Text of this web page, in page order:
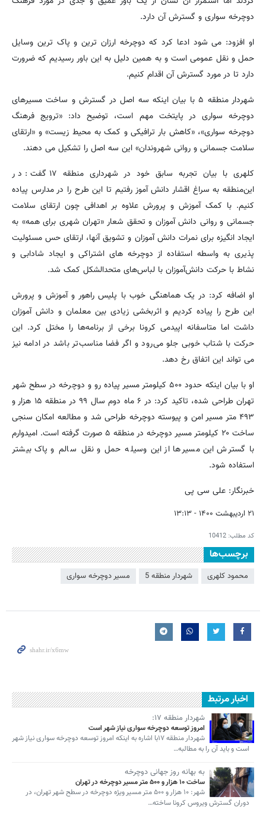
دوچرخه سواری و گسترش آن دارد.
او افزود: می شود ادعا کرد که دوچرخه ارزان ترین و پاک ترین وسایل
حمل و نقل عمومی است و به همین دلیل به این باور رسیدیم که ضرورت
دارد تا در مورد گسترش آن اقدام کنیم.
شهردار منطقه ۵ با بیان اینکه سه اصل در گسترش و ساخت مسیرهای
دوچرخه سواری در پایتخت مهم است، توضیح داد: «ترویج فرهنگ
دوچرخه سواری»، «کاهش بار ترافیکی و کمک به محیط زیست» و «ارتقای
سلامت جسمانی و روانی شهروندان» این سه اصل را تشکیل می دهند.
کلهری با بیان تجربه سابق خود در شهرداری منطقه ۱۷ گفت: در
این‌منطقه به سراغ اقشار دانش آموز رفتیم تا این طرح را در مدارس پیاده
کنیم. با کمک آموزش و پرورش علاوه بر اهدافی چون ارتقای سلامت
جسمانی و روانی دانش آموزان و تحقق شعار «تهران شهری برای همه» به
ایجاد انگیزه برای نمرات دانش آموزان و تشویق آنها، ارتقای حس مسئولیت
پذیری به واسطه استفاده از دوچرخه های اشتراکی و ایجاد شادابی و
نشاط با حرکت دانش‌آموزان با لباس‌های متحدالشکل کمک شد.
او اضافه کرد: در یک هماهنگی خوب با پلیس راهور و آموزش و پرورش
این طرح را پیاده کردیم و اثربخشی زیادی بین معلمان و دانش آموزان
داشت اما متاسفانه اپیدمی کرونا برخی از برنامه‌ها را مختل کرد. این
حرکت با شتاب خوبی جلو می‌رود و اگر فضا مناسب‌تر باشد در ادامه نیز
می تواند این اتفاق رخ دهد.
او با بیان اینکه حدود ۵۰۰ کیلومتر مسیر پیاده رو و دوچرخه در سطح شهر
تهران طراحی شده، تاکید کرد: در ۶ ماه دوم سال ۹۹ در منطقه ۱۵ هزار و
۴۹۳ متر مسیر امن و پیوسته دوچرخه طراحی شد و مطالعه امکان سنجی
ساخت ۲۰ کیلومتر مسیر دوچرخه در منطقه ۵ صورت گرفته است. امیدوارم
با گسترش این مسیرها از این وسیله حمل و نقل سالم و پاک بیشتر
استفاده شود.
خبرنگار: علی سی پی
۲۱ اردیبهشت ۱۴۰۰ - ۱۳:۱۳
کد مطلب: 10412
برچسب‌ها
محمود کلهری شهردار منطقه 5 مسیر دوچرخه سواری
اخبار مرتبط
شهردار منطقه ۱۷:
امروز توسعه دوچرخه سواری نیاز شهر است
شهردار منطقه ۱۷با اشاره به اینکه امروز توسعه دوچرخه سواری نیاز شهر
است و باید آن را به مطالبه…
به بهانه روز جهانی دوچرخه
ساخت ۱۰ هزار و ۵۰۰ متر مسیر دوچرخه در تهران
شهر: ۱۰ هزار و ۵۰۰ متر مسیر ویژه دوچرخه در سطح شهر تهران، در
دوران گسترش ویروس کرونا ساخته…